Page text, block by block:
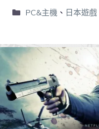
PC&主機 、 日本遊戲